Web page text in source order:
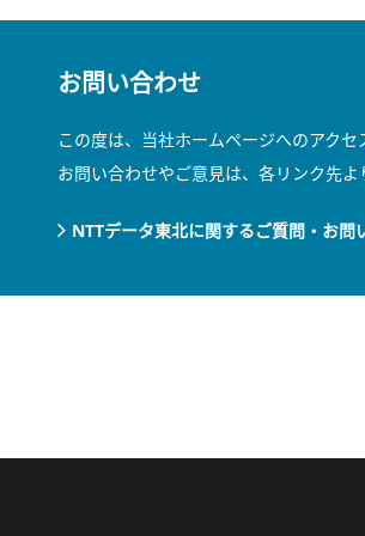
お問い合わせ
この度は、当社ホームページへのアク
お問い合わせやご意見は、各リンク先よ
NTTデータ東北に関するご質問・お問